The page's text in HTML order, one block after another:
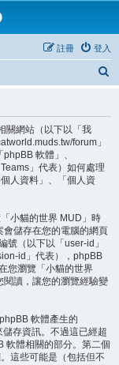
登入
註冊
關網站（以下以「我
forum」
軟體」、
」代表）如何處理
人資料」、「個人資
小貓的世界 MUD」時
儲存在您的電腦的網頁
號（以下以「user-id」
id」代表），phpBB
您瀏覽「小貓的世界
閱讀，讓您的瀏覽經驗變
軟體產生的
存資訊。不過這已經超
軟體相關的部分。第二個
這些可能是（包括但不